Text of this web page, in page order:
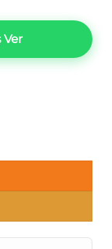
Kağıdı adet